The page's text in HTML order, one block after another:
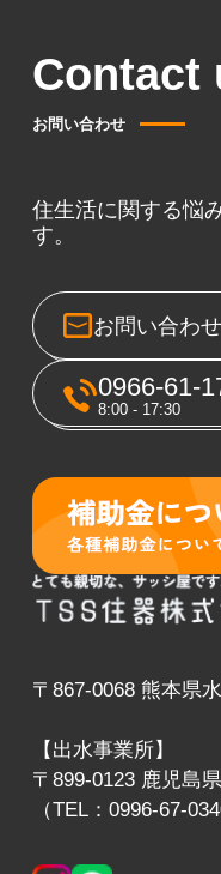
Contact
お問い合わせ
住生活に関する悩
す。
お問い合わ
0966-61-
8:00 - 17:30
〒867-0068 熊本県
【出水事業所】
〒899-0123 鹿児島
（TEL：0996-67-